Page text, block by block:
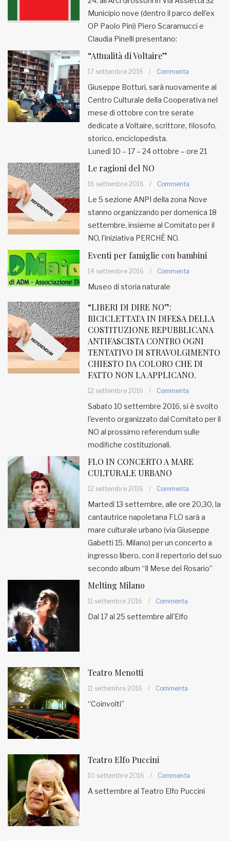
Municipio nove (dentro il parco dell'ex
OP Paolo Pini) Piero Scaramucci e
Claudia Pinelli presentano:
“Attualità di Voltaire”
17 settembre 2016 / Commenta
Giuseppe Botturi, sarà nuovamente al
Centro Culturale della Cooperativa nel
mese di ottobre con tre serate
dedicate a Voltaire, scrittore, filosofo,
storico, enciclopedista.
Lunedì 10 – 17 – 24 ottobre – ore 21
Le ragioni del NO
16 settembre 2016 / Commenta
Le 5 sezione ANPI della zona Nove
stanno organizzando per domenica 18
settembre, insieme al Comitato per il
NO, l’iniziativa PERCHÈ NO.
Eventi per famiglie con bambini
14 settembre 2016 / Commenta
Museo di storia naturale
“LIBERI DI DIRE NO”:
BICICLETTATA IN DIFESA DELLA
COSTITUZIONE REPUBBLICANA
ANTIFASCISTA CONTRO OGNI
TENTATIVO DI STRAVOLGIMENTO
CHIESTO DA COLORO CHE DI
FATTO NON LA APPLICANO.
12 settembre 2016 / Commenta
Sabato 10 settembre 2016, si è svolto
l'evento organizzato dal Comitato per il
NO al prossimo referendum sulle
modifiche costituzionali.
FLO IN CONCERTO A MARE
CULTURALE URBANO
12 settembre 2016 / Commenta
Martedì 13 settembre, alle ore 20,30, la
cantautrice napoletana FLO sarà a
mare culturale urbano (via Giuseppe
Gabetti 15, Milano) per un concerto a
ingresso libero, con il repertorio del suo
secondo album “Il Mese del Rosario”
Melting Milano
11 settembre 2016 / Commenta
Dal 17 al 25 settembre all'Elfo
Teatro Menotti
11 settembre 2016 / Commenta
“Coinvolti”
Teatro Elfo Puccini
10 settembre 2016 / Commenta
A settembre al Teatro Elfo Puccini